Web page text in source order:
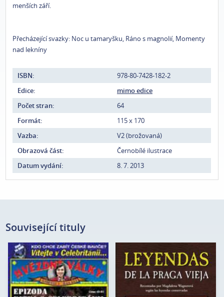
menších září.
Přecházející svazky: Noc u tamaryšku, Ráno s magnolií, Momenty
nad lekníny
ISBN:
978-80-7428-182-2
Edice:
mimo edice
Počet stran:
64
Formát:
115 x 170
Vazba:
V2 (brožovaná)
Obrazová část:
Černobílé ilustrace
Datum vydání:
8. 7. 2013
Související tituly
Autor:
Jan Nejedlý
Edice:
mimo edice
Počet stran:
72
Autor:
Magdalena
Kořeny